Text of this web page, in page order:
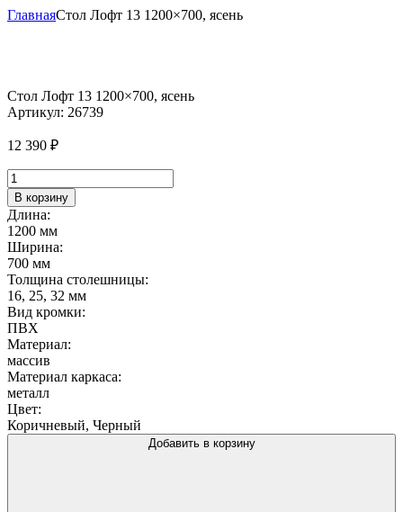
ГлавнаяСтол Лофт 13 1200×700, ясень
Стол Лофт 13 1200×700, ясень
Артикул: 26739
12 390 ₽
Количество
товара
Стол
Лофт
13
1200x700,
ясень
В корзину
Длина:
1200 мм
Ширина:
700 мм
Толщина столешницы:
16, 25, 32 мм
Вид кромки:
ПВХ
Материал:
массив
Материал каркаса:
металл
Цвет:
Коричневый, Черный
Добавить в корзину